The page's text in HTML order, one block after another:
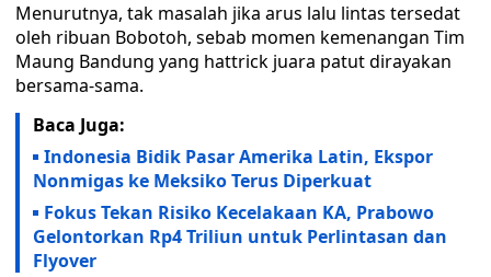
Menurutnya, tak masalah jika arus lalu lintas tersedat
oleh ribuan Bobotoh, sebab momen kemenangan Tim
Maung Bandung yang hattrick juara patut dirayakan
bersama-sama.
Baca Juga:
Indonesia Bidik Pasar Amerika Latin, Ekspor
Nonmigas ke Meksiko Terus Diperkuat
Fokus Tekan Risiko Kecelakaan KA, Prabowo
Gelontorkan Rp4 Triliun untuk Perlintasan dan
Flyover